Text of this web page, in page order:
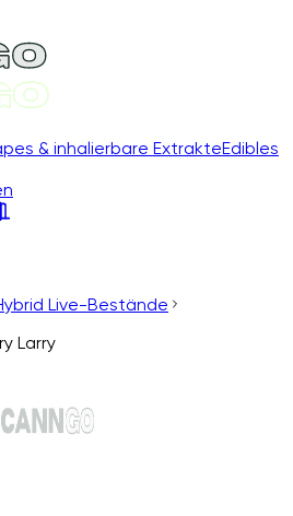
& inhalierbare ExtrakteEdibles
Live-Bestände
Larry